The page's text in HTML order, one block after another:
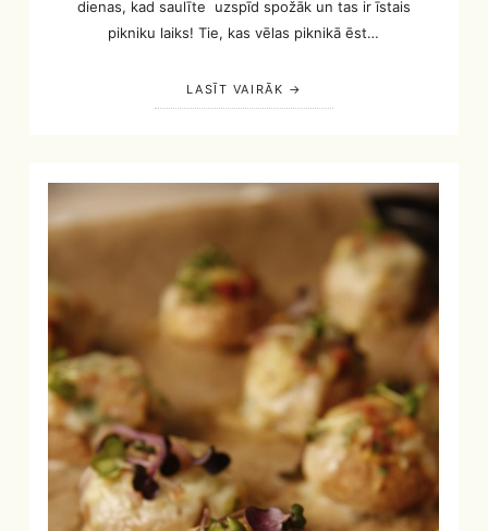
dienas, kad saulīte uzspīd spožāk un tas ir īstais
pikniku laiks! Tie, kas vēlas piknikā ēst…
LASĪT VAIRĀK